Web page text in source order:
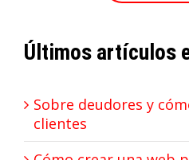
Últimos artículos
Sobre deudores y
clientes